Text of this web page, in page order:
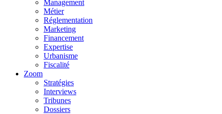
Management
Métier
Réglementation
Marketing
Financement
Expertise
Urbanisme
Fiscalité
Zoom
Stratégies
Interviews
Tribunes
Dossiers